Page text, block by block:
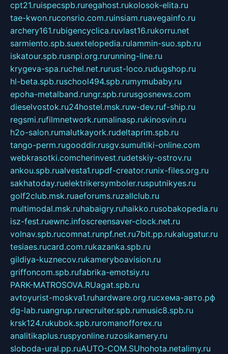
cpt21.ruispecspb.ruregahost.rukolosok-elita.ru
tae-kwon.ruconsrio.com.ruinsiam.ruavegainfo.ru
archery161.rubigencyclica.ruvlast16.rukorru.net
sarmiento.spb.suextelopedia.rulammin-suo.spb.ru
iskatour.spb.rusnpi.org.rurunning-line.ru
krygeva-spa.ruchel.net.rurust-loco.rudugshop.ru
hl-beta.spb.ruschool494.spb.rumymubaby.ru
epoha-metalband.rungr.spb.rurusgosnews.com
dieselvostok.ru24hostel.msk.ruw-dev.ruf-ship.ru
regsmi.rufilmnetwork.rumalinasp.rukinosvin.ru
h2o-salon.rumalutkayork.rudeltaprim.spb.ru
tango-perm.rugooddir.rusgv.sumultiki-online.com
webkrasotki.comcherinvest.rudetskiy-ostrov.ru
ankou.spb.rualvesta1.rupdf-creator.runix-files.org.ru
sakhatoday.ruelektrikersymboler.rusputnikyes.ru
golf2club.msk.ruaeforums.ruzallclub.ru
multimodal.msk.ruhabaigry.ruhaikko.rusobakopedia.ru
isz-fest.ruewnc.infoscreensaver-clock.net.ru
volnav.spb.rucomnat.runpf.net.ru7bit.pp.rukalugatur.ru
tesiaes.rucard.com.rukazanka.spb.ru
gildiya-kuznecov.rukameryboavision.ru
griffoncom.spb.rufabrika-emotsiy.ru
PARK-MATROSOVA.RUagat.spb.ru
avtoyurist-moskva1.ruhardware.org.ruсхема-авто.рф
dg-lab.ruangrup.rurecruiter.spb.rumusic8.spb.ru
krsk124.rukubok.spb.ruromanofforex.ru
analitikaplus.ruspyonline.ruzosikamery.ru
sloboda-ural.pp.ruAUTO-COM.SUhohota.netalimy.ru